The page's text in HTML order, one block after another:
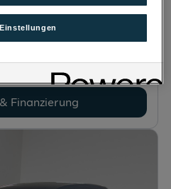
Leistung
95 PS (70 kW)
Kraftstoffart
Benzin
Finanzierung